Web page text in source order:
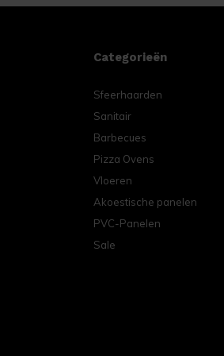
Categorieën
Sfeerhaarden
Sanitair
Barbecues
Pizza Ovens
Vloeren
Akoestische panelen
PVC-Panelen
Sale